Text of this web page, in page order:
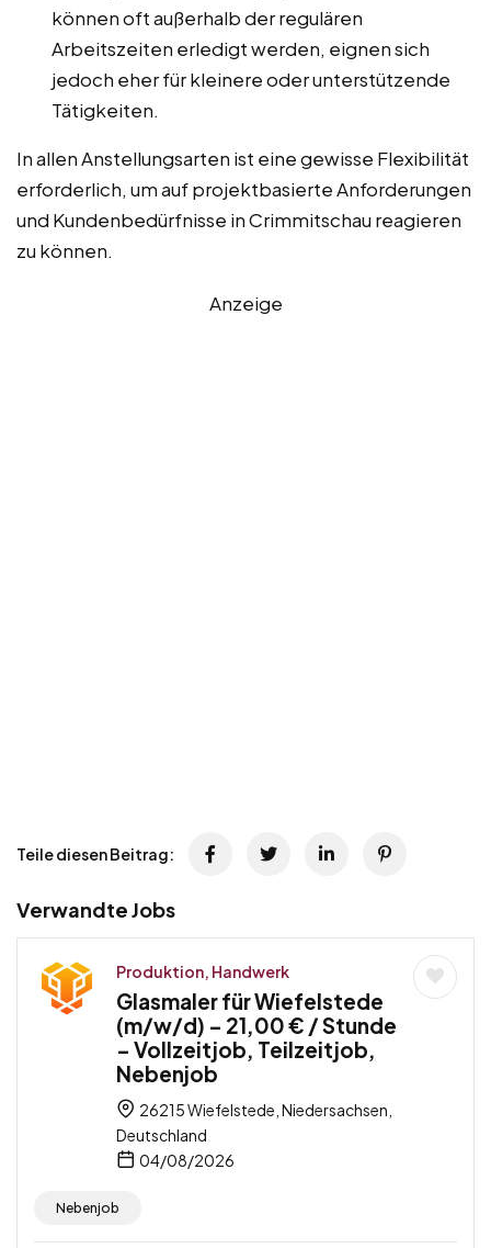
können oft außerhalb der regulären
Arbeitszeiten erledigt werden, eignen sich
jedoch eher für kleinere oder unterstützende
Tätigkeiten.
In allen Anstellungsarten ist eine gewisse Flexibilität
erforderlich, um auf projektbasierte Anforderungen
und Kundenbedürfnisse in Crimmitschau reagieren
zu können.
Anzeige
Teile diesen Beitrag:
Verwandte Jobs
Produktion, Handwerk
Glasmaler für Wiefelstede
(m/w/d) – 21,00 € / Stunde
– Vollzeitjob, Teilzeitjob,
Nebenjob
26215 Wiefelstede, Niedersachsen,
Deutschland
04/08/2026
Nebenjob